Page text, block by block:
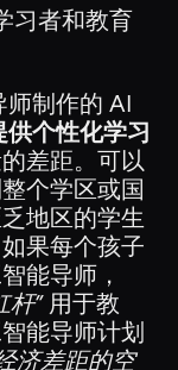
习者和教育
师制作的 AI
供个性化学习
差距。可以
个学区或国
地区的学生
果每个孩子
能导师，
杆”用于教
能导师计划
济差距的空